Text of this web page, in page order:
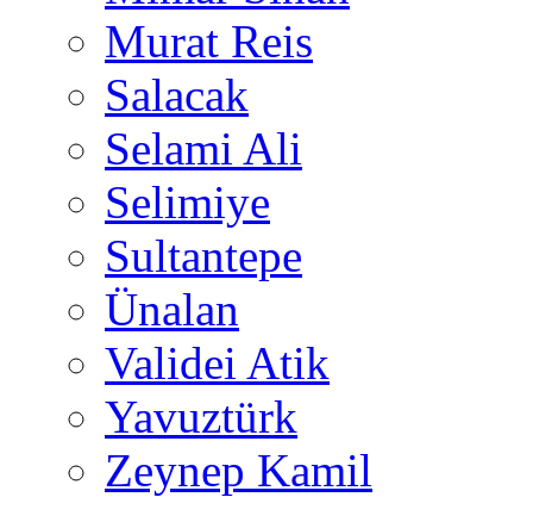
Murat Reis
Salacak
Selami Ali
Selimiye
Sultantepe
Ünalan
Validei Atik
Yavuztürk
Zeynep Kamil